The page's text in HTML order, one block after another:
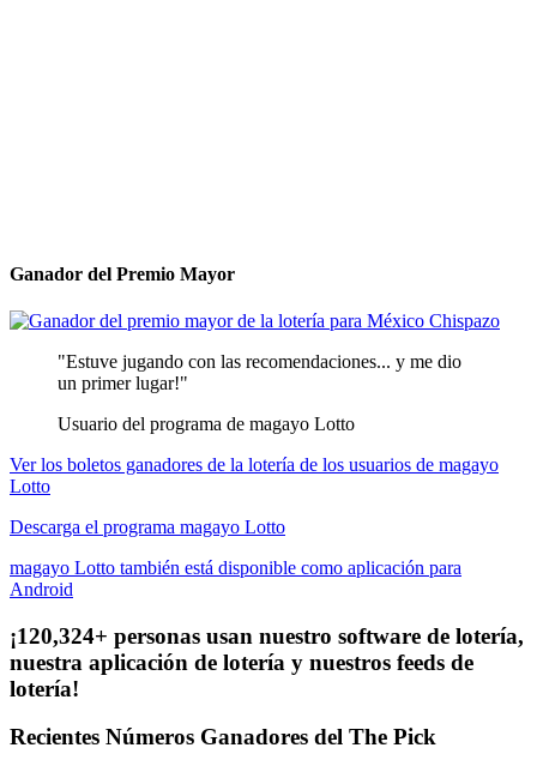
Ganador del Premio Mayor
"Estuve jugando con las recomendaciones... y me dio
un primer lugar!"
Usuario del programa de magayo Lotto
Ver los boletos ganadores de la lotería de los usuarios de magayo
Lotto
Descarga el programa magayo Lotto
magayo Lotto también está disponible como aplicación para
Android
¡120,324+ personas usan nuestro software de lotería,
nuestra aplicación de lotería y nuestros feeds de
lotería!
Recientes Números Ganadores del The Pick